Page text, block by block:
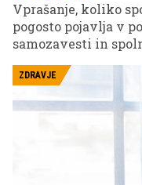
Vprašanje, koliko
pogosto pojavlja v
samozavesti in
družba rada išče
poudarjajo, da
ZDRAVJE